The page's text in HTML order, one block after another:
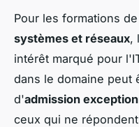
Pour les formations de
systèmes et réseaux,
intérêt marqué pour
dans le domaine peut
d'admission
ceux qui ne